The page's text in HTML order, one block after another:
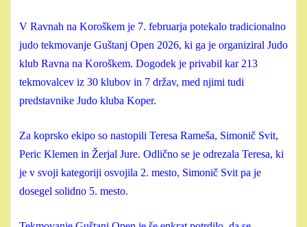
V Ravnah na Koroškem je 7. februarja potekalo tradicionalno
judo tekmovanje Guštanj Open 2026, ki ga je organiziral Judo
klub Ravna na Koroškem. Dogodek je privabil kar 213
tekmovalcev iz 30 klubov in 7 držav, med njimi tudi
predstavnike Judo kluba Koper.
Za koprsko ekipo so nastopili Teresa Rameša, Simonič Svit,
Peric Klemen in Žerjal Jure. Odlično se je odrezala Teresa, ki
je v svoji kategoriji osvojila 2. mesto, Simonič Svit pa je
dosegel solidno 5. mesto.